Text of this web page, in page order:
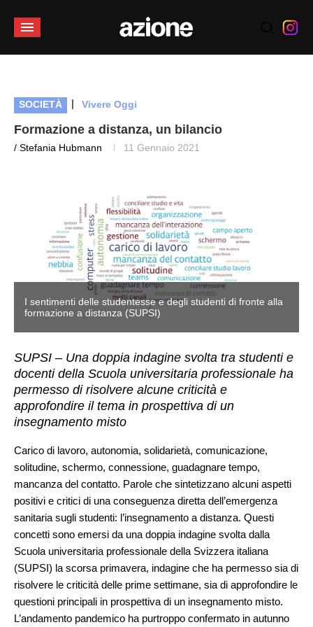
SOCIETÀ | Vivere Oggi
Formazione a distanza, un bilancio
/ Stefania Hubmann 11 Gennaio 2021
I sentimenti delle studentesse e degli studenti di fronte alla
formazione a distanza (SUPSI)
SUPSI – Una doppia indagine svolta tra studenti e
docenti della Scuola universitaria professionale ha
permesso di risolvere alcune criticità e
approfondire il tema in prospettiva di un
insegnamento misto
Carico di lavoro, autonomia, solidarietà, comunicazione,
solitudine, schermo, connessione, guadagnare tempo,
mancanza del contatto. Parole che sintetizzano alcuni aspetti
positivi e critici di una conseguenza diretta dell’emergenza
sanitaria sugli studenti: l’insegnamento a distanza. Questi
concetti sono emersi da una doppia indagine svolta dalla
Scuola universitaria professionale della Svizzera italiana
(SUPSI) la scorsa primavera, indagine che ha permesso sia di
risolvere le criticità delle prime settimane, sia di approfondire le
questioni principali in prospettiva di un insegnamento misto.
L’andamento pandemico ha purtroppo confermato in autunno